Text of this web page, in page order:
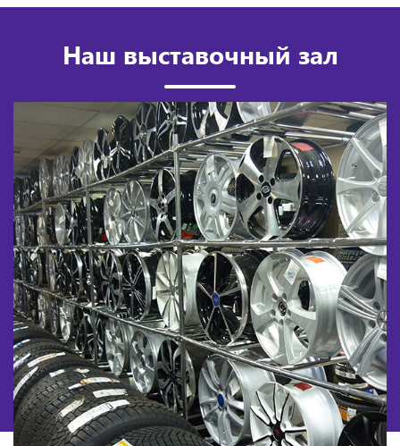
Наш выставочный зал